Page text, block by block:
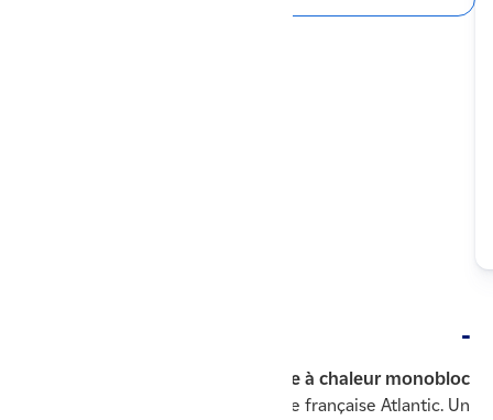
pompe à chaleur monobloc
, développée par la marque française Atlantic. Un